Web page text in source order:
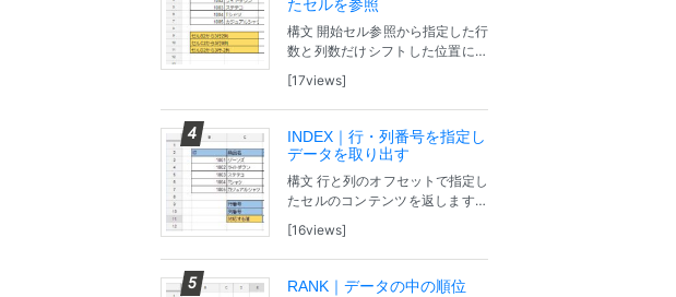
たセルを参照
構文 開始セル参照から指定した行
数と列数だけシフトした位置にあ
FFSET(セル参照, オフセット行,
オフセット列, [高さ], [幅]) セル参
照：オフセット行とオフ...
17views
INDEX｜行・列番号を指定し
データを取り出す
構文 行と列のオフセットで指定し
たセルのコンテンツを返します。
オフセットされるセルの配列で
す。 行：オフセット行数です。
列：オフセット列数です。...
16views
RANK｜データの中の順位